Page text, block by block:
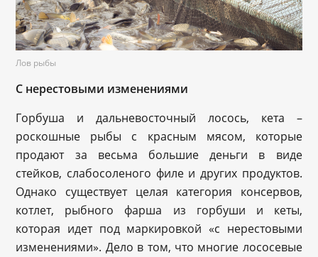
Лов рыбы
С нерестовыми изменениями
Горбуша и дальневосточный лосось, кета –
роскошные рыбы с красным мясом, которые
продают за весьма большие деньги в виде
стейков, слабосоленого филе и других продуктов.
Однако существует целая категория консервов,
котлет, рыбного фарша из горбуши и кеты,
которая идет под маркировкой «с нерестовыми
изменениями». Дело в том, что многие лососевые